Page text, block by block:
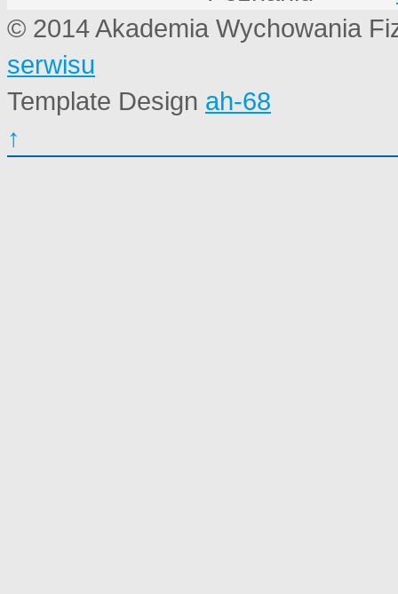
© 2014 Akademia Wychowania
serwisu
Template Design ah-68
↑